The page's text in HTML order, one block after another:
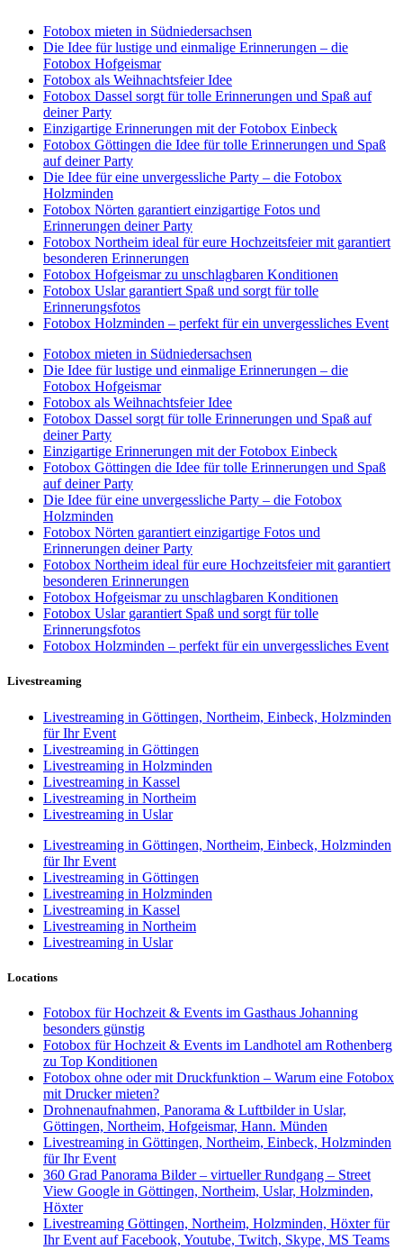
Fotobox mieten in Südniedersachsen
Die Idee für lustige und einmalige Erinnerungen – die
Fotobox Hofgeismar
Fotobox als Weihnachtsfeier Idee
Fotobox Dassel sorgt für tolle Erinnerungen und Spaß auf
deiner Party
Einzigartige Erinnerungen mit der Fotobox Einbeck
Fotobox Göttingen die Idee für tolle Erinnerungen und Spaß
auf deiner Party
Die Idee für eine unvergessliche Party – die Fotobox
Holzminden
Fotobox Nörten garantiert einzigartige Fotos und
Erinnerungen deiner Party
Fotobox Northeim ideal für eure Hochzeitsfeier mit garantiert
besonderen Erinnerungen
Fotobox Hofgeismar zu unschlagbaren Konditionen
Fotobox Uslar garantiert Spaß und sorgt für tolle
Erinnerungsfotos
Fotobox Holzminden – perfekt für ein unvergessliches Event
Fotobox mieten in Südniedersachsen
Die Idee für lustige und einmalige Erinnerungen – die
Fotobox Hofgeismar
Fotobox als Weihnachtsfeier Idee
Fotobox Dassel sorgt für tolle Erinnerungen und Spaß auf
deiner Party
Einzigartige Erinnerungen mit der Fotobox Einbeck
Fotobox Göttingen die Idee für tolle Erinnerungen und Spaß
auf deiner Party
Die Idee für eine unvergessliche Party – die Fotobox
Holzminden
Fotobox Nörten garantiert einzigartige Fotos und
Erinnerungen deiner Party
Fotobox Northeim ideal für eure Hochzeitsfeier mit garantiert
besonderen Erinnerungen
Fotobox Hofgeismar zu unschlagbaren Konditionen
Fotobox Uslar garantiert Spaß und sorgt für tolle
Erinnerungsfotos
Fotobox Holzminden – perfekt für ein unvergessliches Event
Livestreaming
Livestreaming in Göttingen, Northeim, Einbeck, Holzminden
für Ihr Event
Livestreaming in Göttingen
Livestreaming in Holzminden
Livestreaming in Kassel
Livestreaming in Northeim
Livestreaming in Uslar
Livestreaming in Göttingen, Northeim, Einbeck, Holzminden
für Ihr Event
Livestreaming in Göttingen
Livestreaming in Holzminden
Livestreaming in Kassel
Livestreaming in Northeim
Livestreaming in Uslar
Locations
Fotobox für Hochzeit & Events im Gasthaus Johanning
besonders günstig
Fotobox für Hochzeit & Events im Landhotel am Rothenberg
zu Top Konditionen
Fotobox ohne oder mit Druckfunktion – Warum eine Fotobox
mit Drucker mieten?
Drohnenaufnahmen, Panorama & Luftbilder in Uslar,
Göttingen, Northeim, Hofgeismar, Hann. Münden
Livestreaming in Göttingen, Northeim, Einbeck, Holzminden
für Ihr Event
360 Grad Panorama Bilder – virtueller Rundgang – Street
View Google in Göttingen, Northeim, Uslar, Holzminden,
Höxter
Livestreaming Göttingen, Northeim, Holzminden, Höxter für
Ihr Event auf Facebook, Youtube, Twitch, Skype, MS Teams